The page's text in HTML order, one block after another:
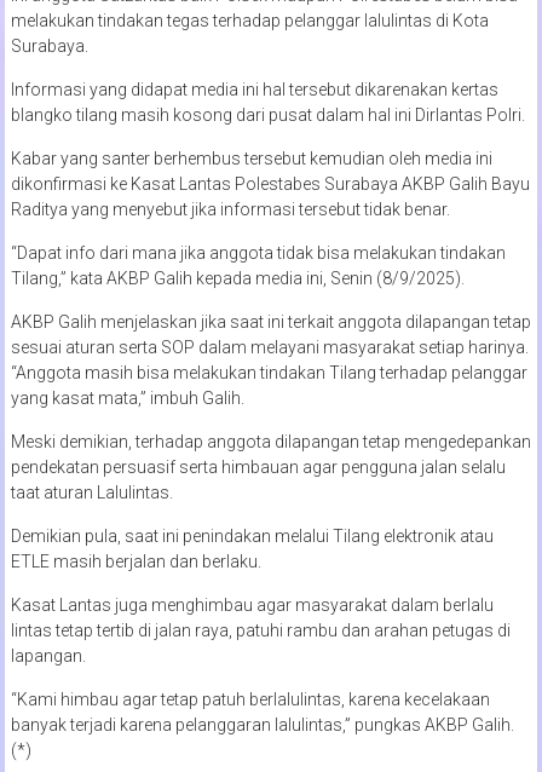
melakukan tindakan tegas terhadap pelanggar lalulintas di Kota
Surabaya.
Informasi yang didapat media ini hal tersebut dikarenakan kertas
blangko tilang masih kosong dari pusat dalam hal ini Dirlantas Polri.
Kabar yang santer berhembus tersebut kemudian oleh media ini
dikonfirmasi ke Kasat Lantas Polestabes Surabaya AKBP Galih Bayu
Raditya yang menyebut jika informasi tersebut tidak benar.
“Dapat info dari mana jika anggota tidak bisa melakukan tindakan
Tilang,” kata AKBP Galih kepada media ini, Senin (8/9/2025).
AKBP Galih menjelaskan jika saat ini terkait anggota dilapangan tetap
sesuai aturan serta SOP dalam melayani masyarakat setiap harinya.
“Anggota masih bisa melakukan tindakan Tilang terhadap pelanggar
yang kasat mata,” imbuh Galih.
Meski demikian, terhadap anggota dilapangan tetap mengedepankan
pendekatan persuasif serta himbauan agar pengguna jalan selalu
taat aturan Lalulintas.
Demikian pula, saat ini penindakan melalui Tilang elektronik atau
ETLE masih berjalan dan berlaku.
Kasat Lantas juga menghimbau agar masyarakat dalam berlalu
lintas tetap tertib di jalan raya, patuhi rambu dan arahan petugas di
lapangan.
“Kami himbau agar tetap patuh berlalulintas, karena kecelakaan
banyak terjadi karena pelanggaran lalulintas,” pungkas AKBP Galih.
(*)